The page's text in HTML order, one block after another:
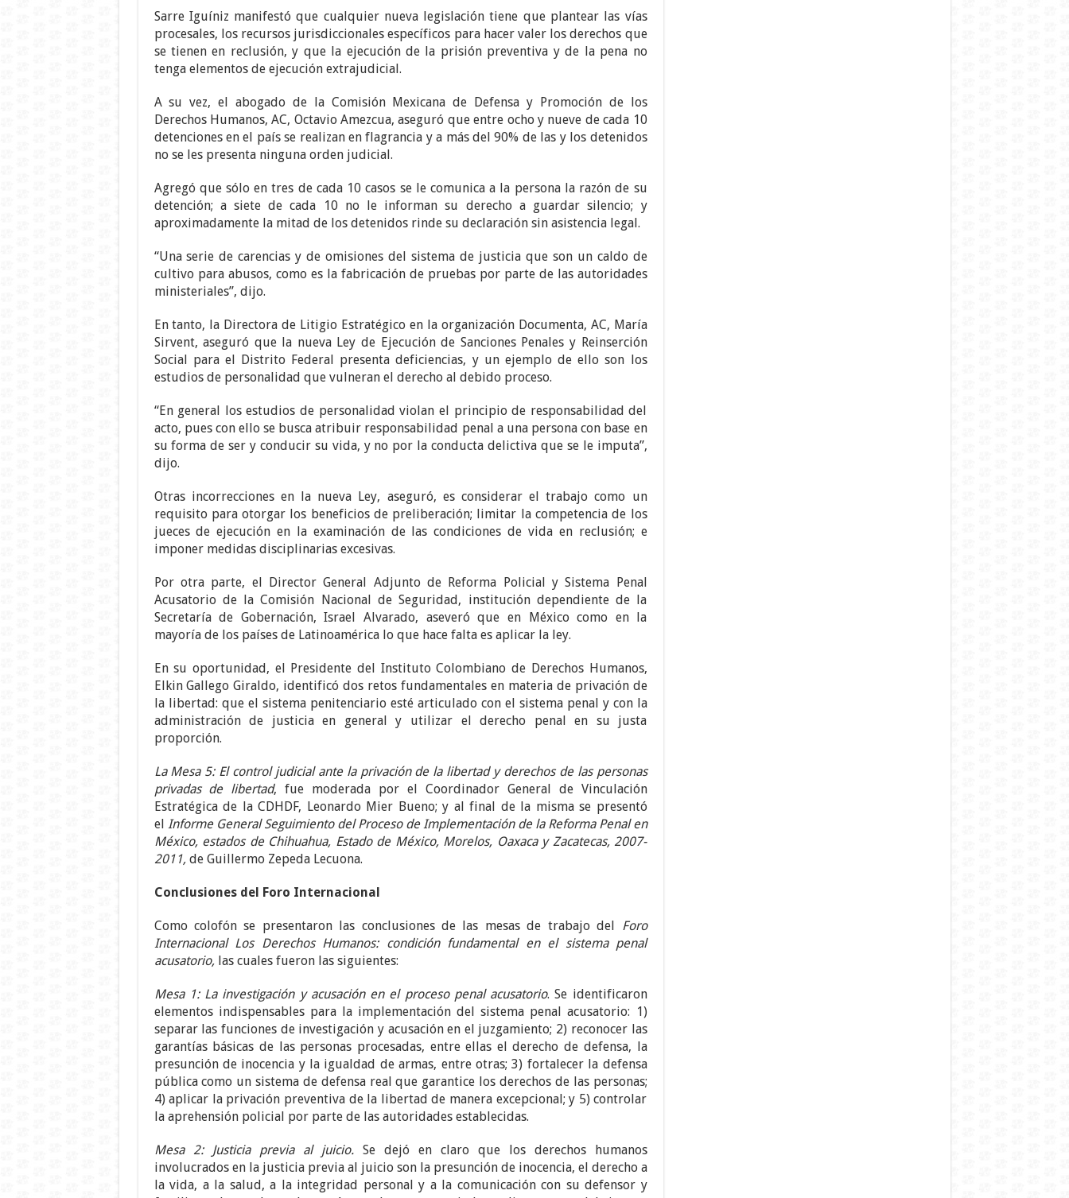
Sarre Iguíniz manifestó que cualquier nueva legislación tiene que plantear las vías
procesales, los recursos jurisdiccionales específicos para hacer valer los derechos que
se tienen en reclusión, y que la ejecución de la prisión preventiva y de la pena no
tenga elementos de ejecución extrajudicial.
A su vez, el abogado de la Comisión Mexicana de Defensa y Promoción de los
Derechos Humanos, AC, Octavio Amezcua, aseguró que entre ocho y nueve de cada 10
detenciones en el país se realizan en flagrancia y a más del 90% de las y los detenidos
no se les presenta ninguna orden judicial.
Agregó que sólo en tres de cada 10 casos se le comunica a la persona la razón de su
detención; a siete de cada 10 no le informan su derecho a guardar silencio; y
aproximadamente la mitad de los detenidos rinde su declaración sin asistencia legal.
“Una serie de carencias y de omisiones del sistema de justicia que son un caldo de
cultivo para abusos, como es la fabricación de pruebas por parte de las autoridades
ministeriales”, dijo.
En tanto, la Directora de Litigio Estratégico en la organización Documenta, AC, María
Sirvent, aseguró que la nueva Ley de Ejecución de Sanciones Penales y Reinserción
Social para el Distrito Federal presenta deficiencias, y un ejemplo de ello son los
estudios de personalidad que vulneran el derecho al debido proceso.
“En general los estudios de personalidad violan el principio de responsabilidad del
acto, pues con ello se busca atribuir responsabilidad penal a una persona con base en
su forma de ser y conducir su vida, y no por la conducta delictiva que se le imputa”,
dijo.
Otras incorrecciones en la nueva Ley, aseguró, es considerar el trabajo como un
requisito para otorgar los beneficios de preliberación; limitar la competencia de los
jueces de ejecución en la examinación de las condiciones de vida en reclusión; e
imponer medidas disciplinarias excesivas.
Por otra parte, el Director General Adjunto de Reforma Policial y Sistema Penal
Acusatorio de la Comisión Nacional de Seguridad, institución dependiente de la
Secretaría de Gobernación, Israel Alvarado, aseveró que en México como en la
mayoría de los países de Latinoamérica lo que hace falta es aplicar la ley.
En su oportunidad, el Presidente del Instituto Colombiano de Derechos Humanos,
Elkin Gallego Giraldo, identificó dos retos fundamentales en materia de privación de
la libertad: que el sistema penitenciario esté articulado con el sistema penal y con la
administración de justicia en general y utilizar el derecho penal en su justa
proporción.
La Mesa 5: El control judicial ante la privación de la libertad y derechos de las personas
privadas de libertad, fue moderada por el Coordinador General de Vinculación
Estratégica de la CDHDF, Leonardo Mier Bueno; y al final de la misma se presentó
el Informe General Seguimiento del Proceso de Implementación de la Reforma Penal en
México, estados de Chihuahua, Estado de México, Morelos, Oaxaca y Zacatecas, 2007-
2011,de Guillermo Zepeda Lecuona.
Conclusiones del Foro Internacional
Como colofón se presentaron las conclusiones de las mesas de trabajo del Foro
Internacional Los Derechos Humanos: condición fundamental en el sistema penal
acusatorio,las cuales fueron las siguientes:
Mesa 1: La investigación y acusación en el proceso penal acusatorio. Se identificaron
elementos indispensables para la implementación del sistema penal acusatorio: 1)
separar las funciones de investigación y acusación en el juzgamiento; 2) reconocer las
garantías básicas de las personas procesadas, entre ellas el derecho de defensa, la
presunción de inocencia y la igualdad de armas, entre otras; 3) fortalecer la defensa
pública como un sistema de defensa real que garantice los derechos de las personas;
4) aplicar la privación preventiva de la libertad de manera excepcional; y 5) controlar
la aprehensión policial por parte de las autoridades establecidas.
Mesa 2: Justicia previa al juicio.Se dejó en claro que los derechos humanos
involucrados en la justicia previa al juicio son la presunción de inocencia, el derecho a
la vida, a la salud, a la integridad personal y a la comunicación con su defensor y